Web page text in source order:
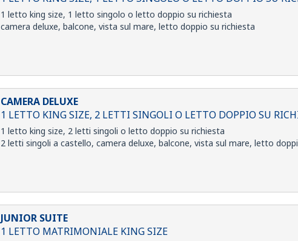
1 letto king size, 1 letto singolo o letto doppio su richiesta
camera deluxe, balcone, vista sul mare, letto doppio su richiesta
CAMERA DELUXE
1 LETTO KING SIZE, 2 LETTI SINGOLI O LETTO DOPPIO SU
1 letto king size, 2 letti singoli o letto doppio su richiesta
2 letti singoli a castello, camera deluxe, balcone, vista sul mare, letto
JUNIOR SUITE
1 LETTO MATRIMONIALE KING SIZE